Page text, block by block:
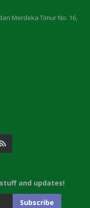
Merdeka Timur No. 16,
and updates!